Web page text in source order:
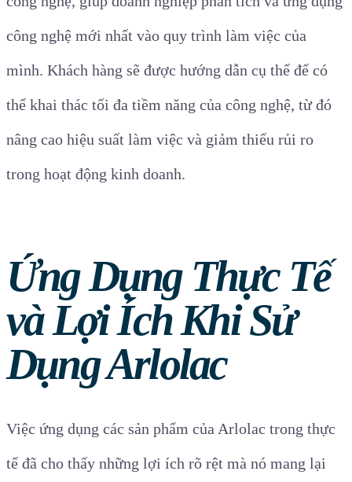
công nghệ mới nhất vào quy trình làm việc của
mình. Khách hàng sẽ được hướng dẫn cụ thể để có
thể khai thác tối đa tiềm năng của công nghệ, từ đó
nâng cao hiệu suất làm việc và giảm thiểu rủi ro
trong hoạt động kinh doanh.
Ứng Dụng Thực Tế
và Lợi Ích Khi Sử
Dụng Arlolac
Việc ứng dụng các sản phẩm của Arlolac trong thực
tế đã cho thấy những lợi ích rõ rệt mà nó mang lại